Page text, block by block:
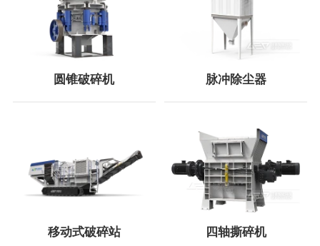
圆锥破碎机 脉冲除尘器
移动式破碎站 四轴撕碎机